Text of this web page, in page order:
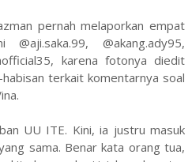
pernah melaporkan empat
@akang.ady95,
karena fotonya diedit
terkait komentarnya soal
UU ITE. Kini, ia justru masuk
sama. Benar kata orang tua,